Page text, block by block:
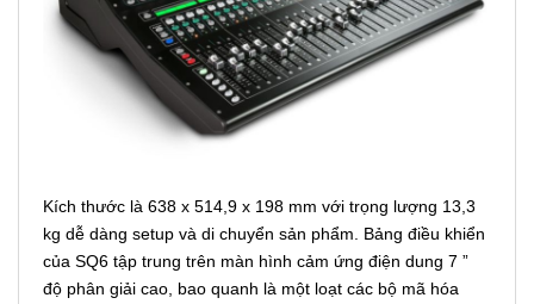
Kích thước là 638 x 514,9 x 198 mm với trọng lượng 13,3
kg dễ dàng setup và di chuyển sản phẩm. Bảng điều khiển
của SQ6 tập trung trên màn hình cảm ứng điện dung 7 ”
độ phân giải cao, bao quanh là một loạt các bộ mã hóa